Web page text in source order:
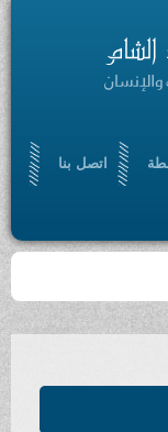
اتصل بنا